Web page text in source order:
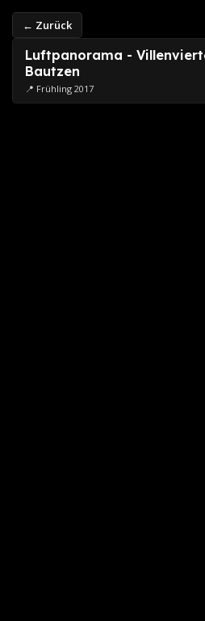
← Zurück
Luftpanorama -
Bautzen
📍 Frühling 2017